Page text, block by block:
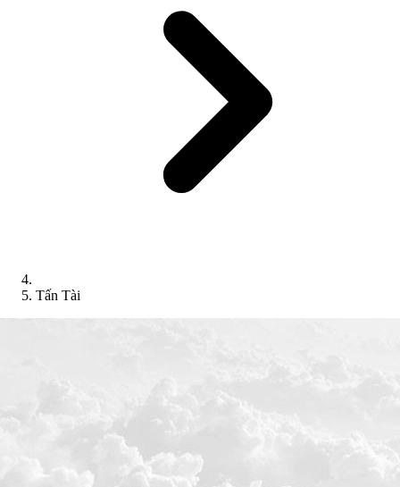
Tấn Tài